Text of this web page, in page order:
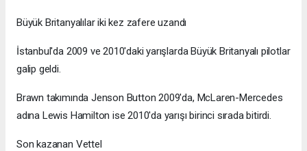
Büyük Britanyalılar iki kez zafere uzandı
İstanbul'da 2009 ve 2010'daki yarışlarda Büyük Britanyalı pilotlar
galip geldi.
Brawn takımında Jenson Button 2009'da, McLaren-Mercedes
adına Lewis Hamilton ise 2010'da yarışı birinci sırada bitirdi.
Son kazanan Vettel